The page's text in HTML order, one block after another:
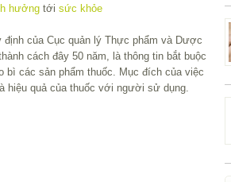
hưởng tới sức khỏe
định của Cục quản lý Thực phẩm và Dược
cách đây 50 năm, là thông tin bắt buộc
bì các sản phẩm thuốc. Mục đích của việc
hiệu quả của thuốc với người sử dụng.